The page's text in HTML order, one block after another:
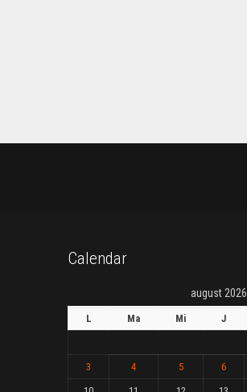
Calendar
august 2026
L Ma Mi J
3
4 5 6